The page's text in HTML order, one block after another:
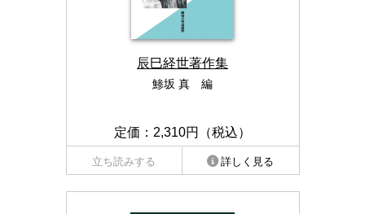
辰巳経世著作集
鯵坂 真 編
定価：2,310円（税込）
立ち読みする 詳しく見る